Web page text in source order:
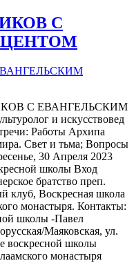
С
С ЕВАНГЕЛЬСКИМ
и искусствовед
Работы Архипа
Свет и тьма; Вопросы
30 Апреля 2023
школы Вход
братство преп.
клуб, Воскресная школа
монастыря. Контакты:
школы -Павел
Маяковская, ул.
воскресной школы
монастыря